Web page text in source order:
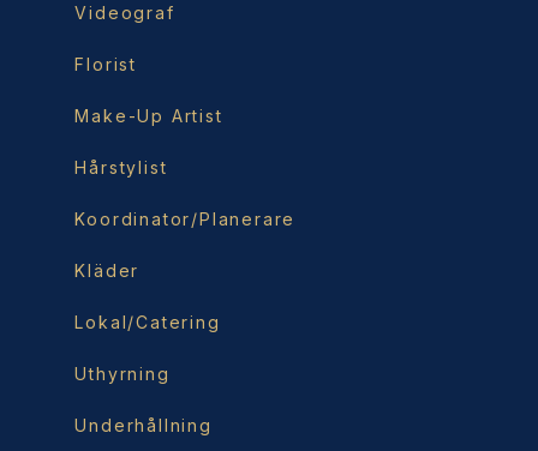
Videograf
Florist
Make-Up Artist
Hårstylist
Koordinator/Planerare
Kläder
Lokal/Catering
Uthyrning
Underhållning